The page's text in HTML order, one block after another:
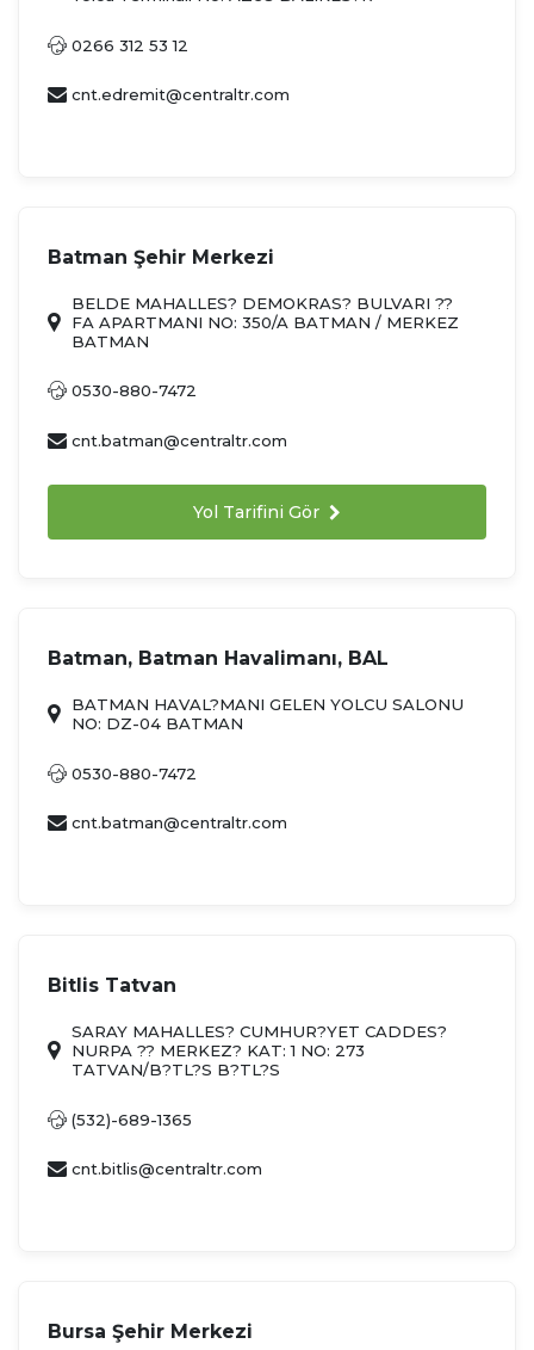
0266 312 53 12
cnt.edremit@centraltr.com
Batman Şehir Merkezi
BELDE MAHALLES? DEMOKRAS? BULVARI ??
FA APARTMANI NO: 350/A BATMAN / MERKEZ
BATMAN
0530-880-7472
cnt.batman@centraltr.com
Yol Tarifini Gör
Batman, Batman Havalimanı, BAL
BATMAN HAVAL?MANI GELEN YOLCU SALONU
NO: DZ-04 BATMAN
0530-880-7472
cnt.batman@centraltr.com
Bitlis Tatvan
SARAY MAHALLES? CUMHUR?YET CADDES?
NURPA ?? MERKEZ? KAT: 1 NO: 273
TATVAN/B?TL?S B?TL?S
(532)-689-1365
cnt.bitlis@centraltr.com
Bursa Şehir Merkezi